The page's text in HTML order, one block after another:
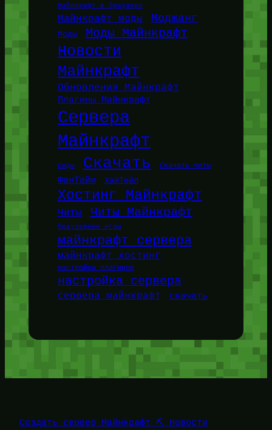
Майнкрафт в браузере
Майнкрафт моды Моджанг
Моды Моды Майнкрафт
Новости
Майнкрафт
Обновления Майнкрафт
Плагины Майнкрафт
Сервера
Майнкрафт
Сиды Скачать Скачать читы
ФанТайм ХайТейл
Хостинг Майнкрафт
Читы Читы Майнкрафт
браузерные игры
майнкрафт сервера
майнкрафт хостинг
настройка плагинов
настройка сервера
сервера майнкрафт скачать
Создать сервер Майнкрафт ⛏️ Новости